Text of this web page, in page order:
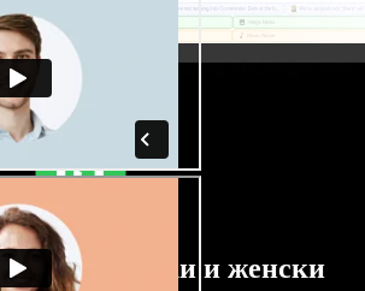
от мъжки и женски